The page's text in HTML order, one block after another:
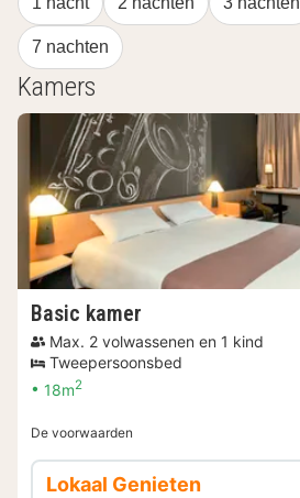
7 nachten
Kamers
Basic kamer
Max. 2 volwassenen en 1 kind
Tweepersoonsbed
18m2
De voorwaarden
Lokaal Genieten